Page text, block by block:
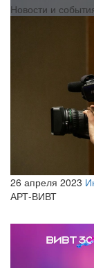
Новости и
26 апреля 2023
АРТ-ВИВТ